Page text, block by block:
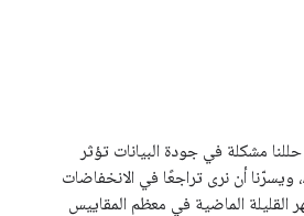
حللنا مشكلة في جودة البيانات تؤثر
في أجهزة Android، ويسرّنا أن نرى تراجعًا في الانخفاضات
القليلة الماضية في معظم المقاييس